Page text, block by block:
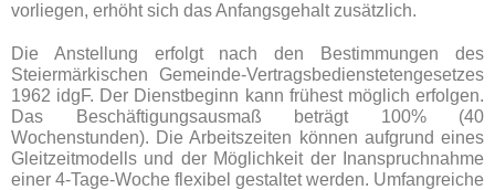
vorliegen, erhöht sich das Anfangsgehalt zusätzlich.
Die Anstellung erfolgt nach den Bestimmungen des
Steiermärkischen Gemeinde-Vertragsbedienstetengesetzes
1962 idgF. Der Dienstbeginn kann frühest möglich erfolgen.
Das Beschäftigungsausmaß beträgt 100% (40
Wochenstunden). Die Arbeitszeiten können aufgrund eines
Gleitzeitmodells und der Möglichkeit der Inanspruchnahme
einer 4-Tage-Woche flexibel gestaltet werden. Umfangreiche